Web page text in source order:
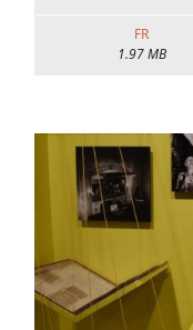
FR
1.97 MB